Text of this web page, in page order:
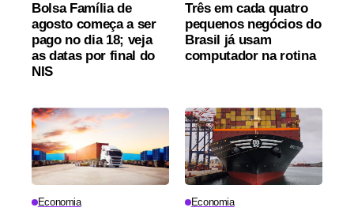
Bolsa Família de
agosto começa a ser
pago no dia 18; veja
as datas por final do
NIS
Três em cada quatro
pequenos negócios do
Brasil já usam
computador na rotina
Economia Economia